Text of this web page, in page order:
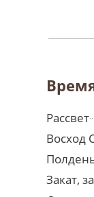
Рассвет
Восход
Закат,